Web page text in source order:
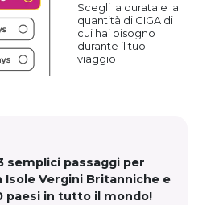
Scegli la durata e la
quantità di GIGA di
cui hai bisogno
durante il tuo
viaggio
semplici passaggi per
Vergini Britanniche e
paesi in tutto il mondo!